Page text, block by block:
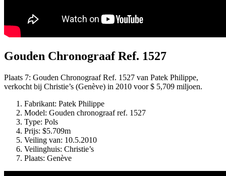
Gouden Chronograaf Ref. 1527
Plaats 7: Gouden Chronograaf Ref. 1527 van Patek Philippe,
verkocht bij Christie’s (Genève) in 2010 voor $ 5,709 miljoen.
Fabrikant: Patek Philippe
Model: Gouden chronograaf ref. 1527
Type: Pols
Prijs: $5.709m
Veiling van: 10.5.2010
Veilinghuis: Christie’s
Plaats: Genève